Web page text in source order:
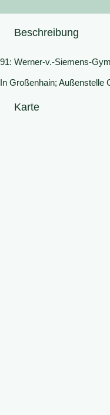
Beschreibung
91: Werner-v.-Siemens-
In Großenhain; Außenstelle
Karte